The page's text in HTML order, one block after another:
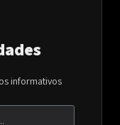
informativos